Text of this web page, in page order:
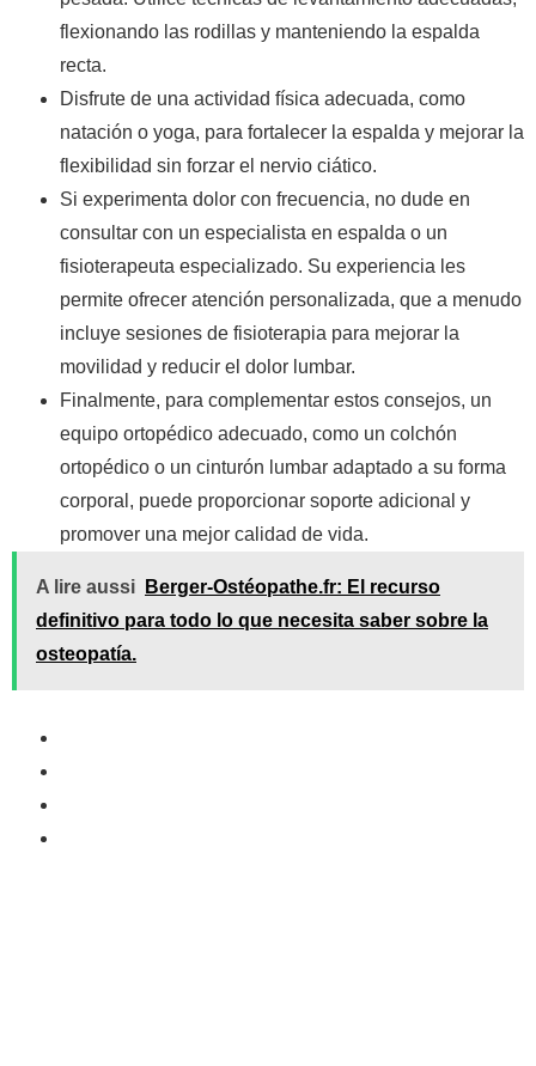
flexionando las rodillas y manteniendo la espalda
recta.
Disfrute de una actividad física adecuada, como
natación o yoga, para fortalecer la espalda y mejorar la
flexibilidad sin forzar el nervio ciático.
Si experimenta dolor con frecuencia, no dude en
consultar con un especialista en espalda o un
fisioterapeuta especializado. Su experiencia les
permite ofrecer atención personalizada, que a menudo
incluye sesiones de fisioterapia para mejorar la
movilidad y reducir el dolor lumbar.
Finalmente, para complementar estos consejos, un
equipo ortopédico adecuado, como un colchón
ortopédico o un cinturón lumbar adaptado a su forma
corporal, puede proporcionar soporte adicional y
promover una mejor calidad de vida.
A lire aussi
Berger-Ostéopathe.fr: El recurso
definitivo para todo lo que necesita saber sobre la
osteopatía.